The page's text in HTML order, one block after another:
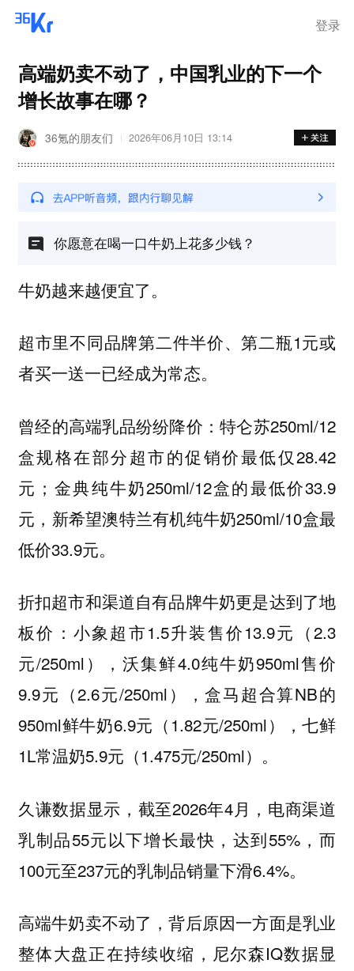
登录
高端奶卖不动了，中国乳业的下一个
增长故事在哪？
36氪的朋友们 2026年06月10日 13:14
你愿意在喝一口牛奶上花多少钱？
牛奶越来越便宜了。
超市里不同品牌第二件半价、第二瓶1元或
者买一送一已经成为常态。
曾经的高端乳品纷纷降价：特仑苏250ml/12
盒规格在部分超市的促销价最低仅28.42
元；金典纯牛奶250ml/12盒的最低价33.9
元，新希望澳特兰有机纯牛奶250ml/10盒最
低价33.9元。
折扣超市和渠道自有品牌牛奶更是达到了地
板价：小象超市1.5升装售价13.9元（2.3
元/250ml），沃集鲜4.0纯牛奶950ml售价
9.9元（2.6元/250ml），盒马超合算NB的
950ml鲜牛奶6.9元（1.82元/250ml），七鲜
1L常温奶5.9元（1.475元/250ml）。
久谦数据显示，截至2026年4月，电商渠道
乳制品55元以下增长最快，达到55%，而
100元至237元的乳制品销量下滑6.4%。
高端牛奶卖不动了，背后原因一方面是乳业
整体大盘正在持续收缩，尼尔森IQ数据显